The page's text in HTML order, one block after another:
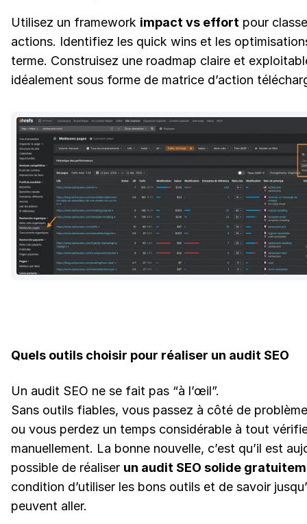
Utilisez un framework impact vs effort pour
actions. Identifiez les quick wins et les
terme. Construisez une roadmap claire et
idéalement sous forme de matrice d’action
Quels outils choisir pour réaliser un audit SEO
Un audit SEO ne se fait pas “à l’œil”.
Sans outils fiables, vous passez à côté de
ou vous perdez un temps considérable à tout
manuellement. La bonne nouvelle, c’est qu’il est
possible de réaliser un audit SEO solide
condition d’utiliser les bons outils et de savoir
peuvent aller.